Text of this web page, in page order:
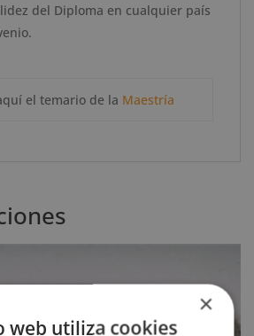
del Diploma en cualquier país
el temario de la Maestría
×
web utiliza cookies